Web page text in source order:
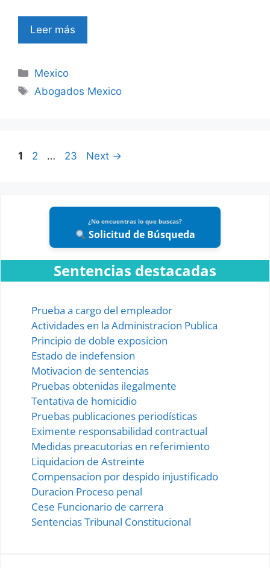
Leer más
Categories
Mexico
Tags
Abogados Mexico
Page
1 Page
2 … Page
23 Next →
¿No encuentras lo que buscas?
Solicitud de Búsqueda
Sentencias destacadas
Prueba a cargo del empleador
Actividades en la Administracion Publica
Principio de doble exposicion
Estado de indefension
Motivacion de sentencias
Pruebas obtenidas ilegalmente
Tentativa de homicidio
Pruebas publicaciones periodísticas
Eximente responsabilidad contractual
Medidas preacutorias en referimiento
Liquidacion de Astreinte
Compensacion por despido injustificado
Duracion Proceso penal
Cese Funcionario de carrera
Sentencias Tribunal Constitucional